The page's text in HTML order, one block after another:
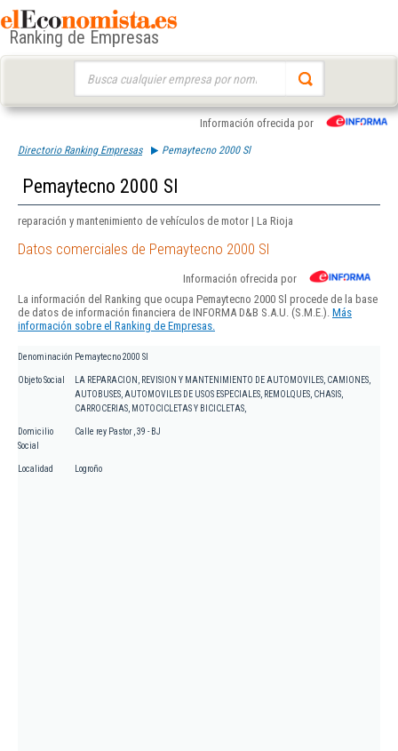
Ranking de Empresas
Información ofrecida por
Directorio Ranking Empresas Pemaytecno 2000 Sl
Pemaytecno 2000 Sl
reparación y mantenimiento de vehículos de motor | La Rioja
Datos comerciales de Pemaytecno 2000 Sl
Información ofrecida por
La información del Ranking que ocupa Pemaytecno 2000 Sl procede de la base
de datos de información financiera de INFORMA D&B S.A.U. (S.M.E.). Más
información sobre el Ranking de Empresas.
Denominación Pemaytecno 2000 Sl
Objeto Social
LA REPARACION, REVISION Y MANTENIMIENTO DE AUTOMOVILES, CAMIONES,
AUTOBUSES, AUTOMOVILES DE USOS ESPECIALES, REMOLQUES, CHASIS,
CARROCERIAS, MOTOCICLETAS Y BICICLETAS,
Domicilio
Social
Calle rey Pastor , 39 - BJ
Localidad Logroño